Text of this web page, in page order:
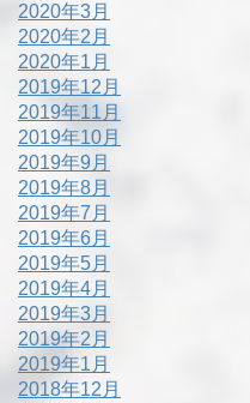
2020年3月
2020年2月
2020年1月
2019年12月
2019年11月
2019年10月
2019年9月
2019年8月
2019年7月
2019年6月
2019年5月
2019年4月
2019年3月
2019年2月
2019年1月
2018年12月